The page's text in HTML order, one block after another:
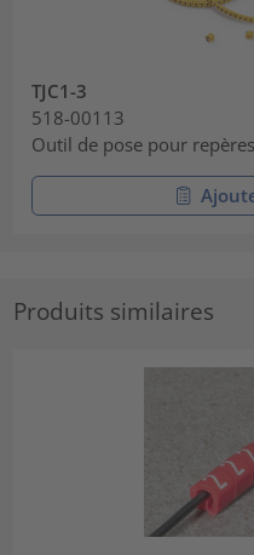
TJC1-3
518-00113
Outil de pose pour
Produits similaires